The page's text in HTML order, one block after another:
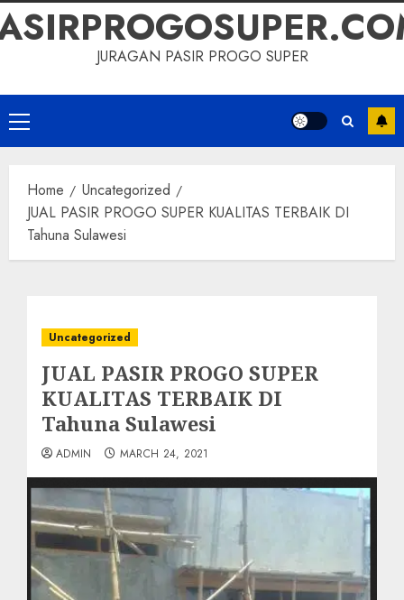
JURAGAN PASIR PROGO SUPER
Primary
Menu
Home
Uncategorized
JUAL PASIR PROGO SUPER KUALITAS TERBAIK DI
Tahuna Sulawesi
Uncategorized
JUAL PASIR PROGO SUPER
KUALITAS TERBAIK DI
Tahuna Sulawesi
ADMIN MARCH 24, 2021